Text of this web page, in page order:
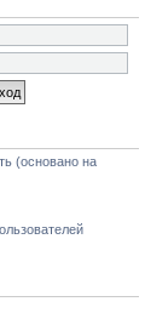
(основано на